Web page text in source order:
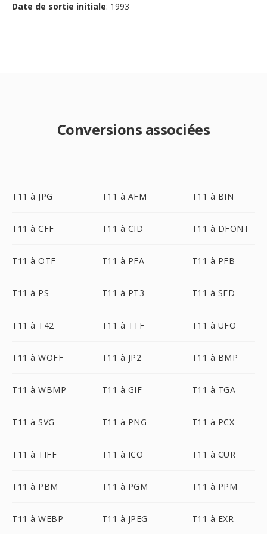
Date de sortie initiale: 1993
Conversions associées
T11 à JPG T11 à AFM T11 à BIN
T11 à CFF T11 à CID T11 à DFONT
T11 à OTF T11 à PFA T11 à PFB
T11 à PS T11 à PT3 T11 à SFD
T11 à T42 T11 à TTF T11 à UFO
T11 à WOFF T11 à JP2 T11 à BMP
T11 à WBMP T11 à GIF T11 à TGA
T11 à SVG T11 à PNG T11 à PCX
T11 à TIFF T11 à ICO T11 à CUR
T11 à PBM T11 à PGM T11 à PPM
T11 à WEBP T11 à JPEG T11 à EXR